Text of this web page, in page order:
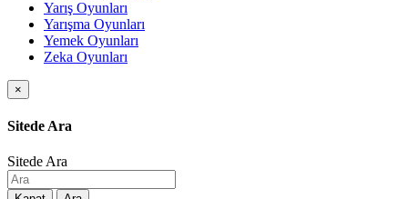
Yarış Oyunları
Yarışma Oyunları
Yemek Oyunları
Zeka Oyunları
×
Sitede Ara
Sitede Ara